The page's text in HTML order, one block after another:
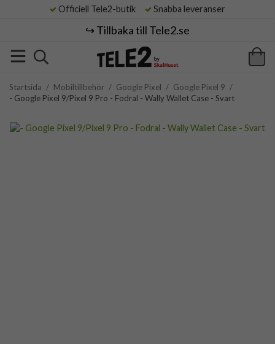
Officiell Tele2-butik Snabba leveranser
↪️ Tillbaka till Tele2.se
Startsida / Mobiltillbehör / Google Pixel / Google Pixel 9 /
- Google Pixel 9/Pixel 9 Pro - Fodral - Wally Wallet Case - Svart